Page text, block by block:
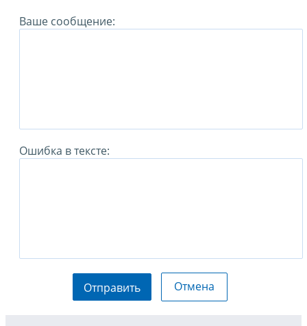
Ваше сообщение:
Ошибка в тексте:
Отправить Отмена